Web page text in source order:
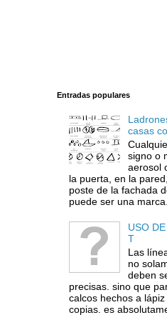
Entradas populares
casas
signo o
aerosol
la puerta, en la
poste de la fachada
puede ser una
USO
T
Las
no
deben
precisas. sino que
calcos hechos a
copias. es